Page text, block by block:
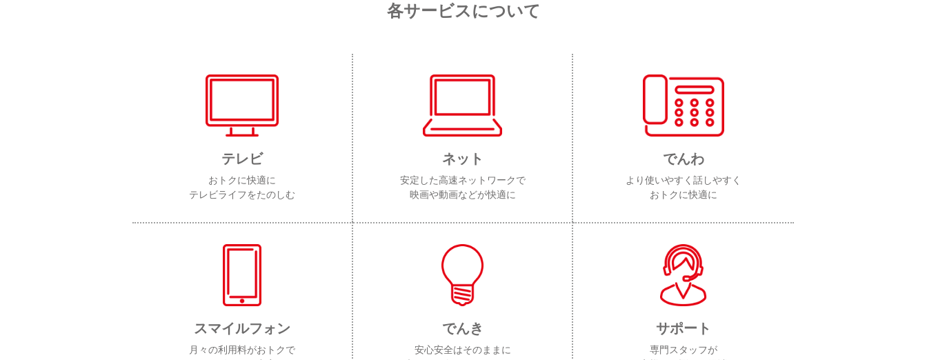
各サービスについて
テレビ
おトクに快適に
テレビライフをたのしむ
ネット
安定した高速ネットワークで
映画や動画などが快適に
でんわ
より使いやすく話しやすく
おトクに快適に
スマイルフォン
月々の利用料がおトクで
でんき
安心安全はそのままに
サポート
専門スタッフが